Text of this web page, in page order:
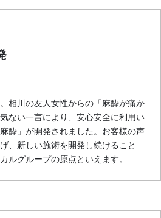
相川の友人女性からの「麻酔が痛か
ない一言により、安心安全に利用い
酔」が開発されました。お客様の声
、新しい施術を開発し続けること
ルグループの原点といえます。